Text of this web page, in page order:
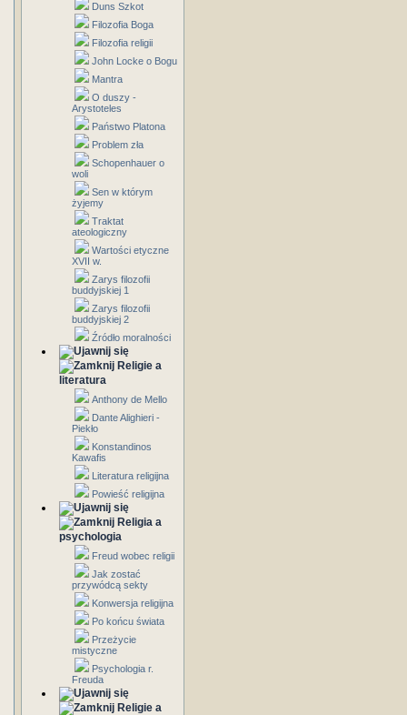
Duns Szkot
Filozofia Boga
Filozofia religii
John Locke o Bogu
Mantra
O duszy -
Arystoteles
Państwo Platona
Problem zła
Schopenhauer o
woli
Sen w którym
żyjemy
Traktat
ateologiczny
Wartości etyczne
XVII w.
Zarys filozofii
buddyjskiej 1
Zarys filozofii
buddyjskiej 2
Źródło moralności
Religie a
literatura
Anthony de Mello
Dante Alighieri -
Piekło
Konstandinos
Kawafis
Literatura religijna
Powieść religijna
Religia a
psychologia
Freud wobec religii
Jak zostać
przywódcą sekty
Konwersja religijna
Po końcu świata
Przeżycie
mistyczne
Psychologia r.
Freuda
Religie a